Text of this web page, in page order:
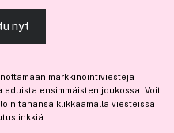
ammattitason hiustuotteista,
nyt
markkinointiviestejä
ensimmäisten joukossa. Voit
tahansa klikkaamalla viesteissä